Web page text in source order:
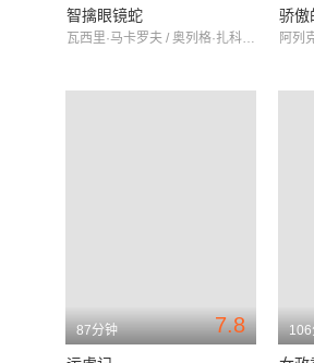
智擒眼镜蛇
瓦西里·马卡罗夫 / 奥列格·扎科夫 / 列昂尼德·丘巴罗夫
骄傲
7.8
87分钟